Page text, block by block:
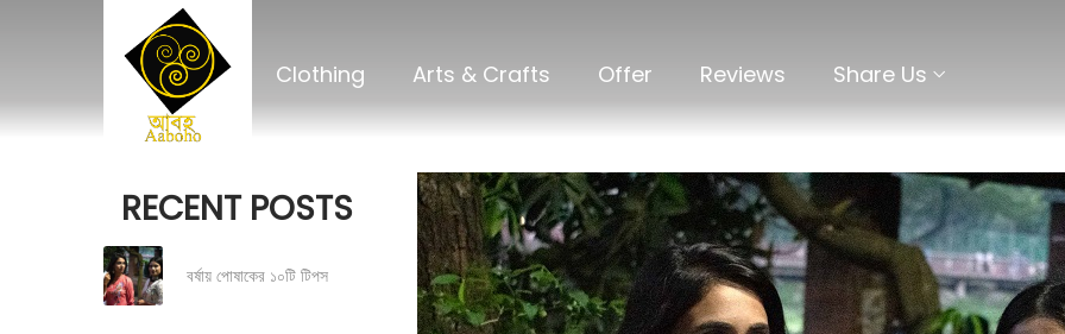
Clothing Arts & Crafts Offer Reviews Share Us
RECENT POSTS
বর্ষায় পোষাকের ১০টি টিপস